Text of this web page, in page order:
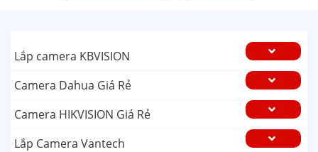
Lắp camera KBVISION
Camera Dahua Giá Rẻ
Camera HIKVISION Giá Rẻ
Lắp Camera Vantech